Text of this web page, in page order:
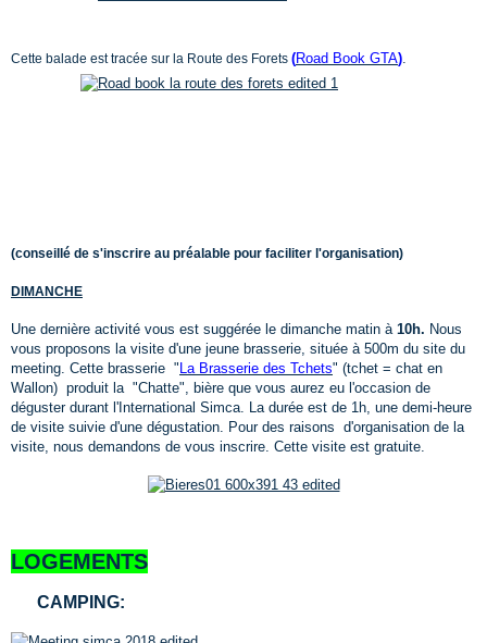
Cette balade est tracée sur la Route des Forets (Road Book GTA)
(conseillé de s'inscrire au préalable pour faciliter l'organisation)
DIMANCHE
Une dernière activité vous est suggérée le dimanche matin à 10h. Nous
vous proposons la visite d'une jeune brasserie, située à 500m du site du
meeting. Cette brasserie "La Brasserie des Tchets" (tchet = chat en
Wallon) produit la "Chatte", bière que vous aurez eu l'occasion de
déguster durant l'International Simca. La durée est de 1h, une demi-heure
de visite suivie d'une dégustation. Pour des raisons d'organisation de la
visite, nous demandons de vous inscrire. Cette visite est gratuite.
LOGEMENTS
CAMPING: